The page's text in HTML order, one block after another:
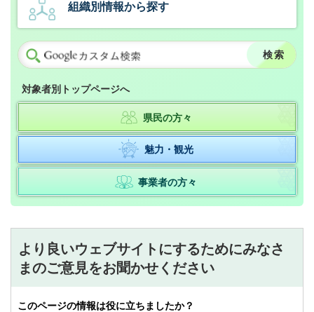
組織別情報から探す
対象者別トップページへ
県民の方々
魅力・観光
事業者の方々
より良いウェブサイトにするためにみなさ
まのご意見をお聞かせください
このページの情報は役に立ちましたか？